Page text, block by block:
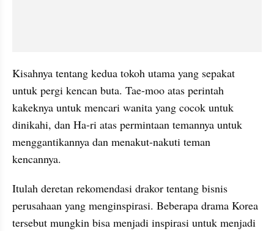
Kisahnya tentang kedua tokoh utama yang sepakat
untuk pergi kencan buta. Tae-moo atas perintah
kakeknya untuk mencari wanita yang cocok untuk
dinikahi, dan Ha-ri atas permintaan temannya untuk
menggantikannya dan menakut-nakuti teman
kencannya.
Itulah deretan rekomendasi drakor tentang bisnis
perusahaan yang menginspirasi. Beberapa drama Korea
tersebut mungkin bisa menjadi inspirasi untuk menjadi